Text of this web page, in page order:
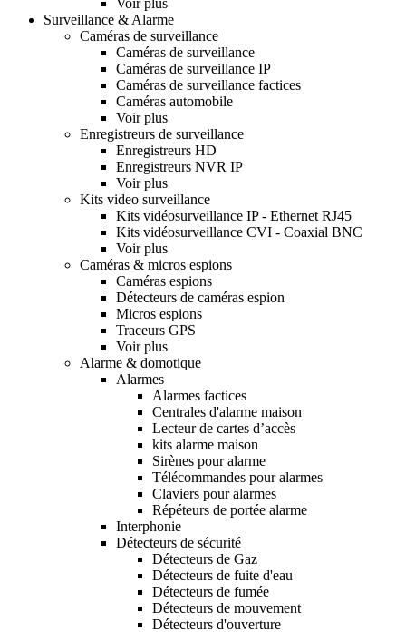
Surveillance & Alarme
Caméras de surveillance
Caméras de surveillance
Caméras de surveillance IP
Caméras de surveillance factices
Caméras automobile
Voir plus
Enregistreurs de surveillance
Enregistreurs HD
Enregistreurs NVR IP
Voir plus
Kits video surveillance
Kits vidéosurveillance IP - Ethernet RJ45
Kits vidéosurveillance CVI - Coaxial BNC
Voir plus
Caméras & micros espions
Caméras espions
Détecteurs de caméras espion
Micros espions
Traceurs GPS
Voir plus
Alarme & domotique
Alarmes
Alarmes factices
Centrales d'alarme maison
Lecteur de cartes d’accès
kits alarme maison
Sirènes pour alarme
Télécommandes pour alarmes
Claviers pour alarmes
Répéteurs de portée alarme
Interphonie
Détecteurs de sécurité
Détecteurs de Gaz
Détecteurs de fuite d'eau
Détecteurs de fumée
Détecteurs de mouvement
Détecteurs d'ouverture